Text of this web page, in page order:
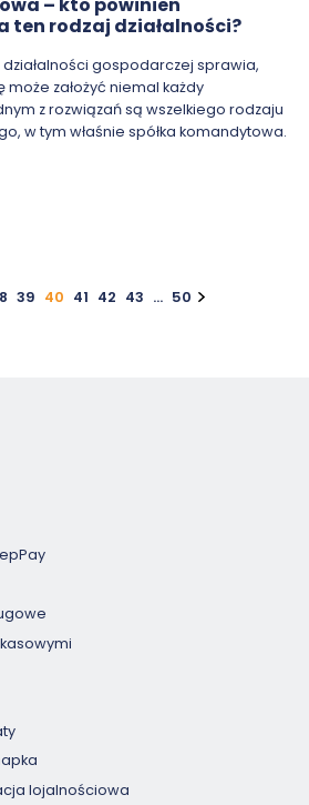
ten rodzaj działalności?
gospodarczej sprawia,
może założyć niemal każdy
z rozwiązań są wszelkiego rodzaju
w tym właśnie spółka komandytowa.
39 40 41 42 43 … 50
lojalnościowa